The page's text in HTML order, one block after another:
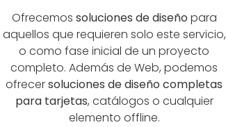
Ofrecemos soluciones de diseño para
aquellos que requieren solo este servicio,
o como fase inicial de un proyecto
completo. Además de Web, podemos
ofrecersoluciones de diseño completas
para tarjetas, catálogos o cualquier
elemento offline.